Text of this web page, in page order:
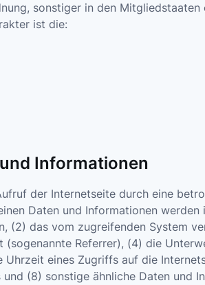
sonstiger in den
ist die:
Informationen
der Internetseite durch eine
Daten und Informationen
(2) das vom zugreifenden System
Referrer), (4) die
eines Zugriffs auf die
(8) sonstige ähnliche Daten und